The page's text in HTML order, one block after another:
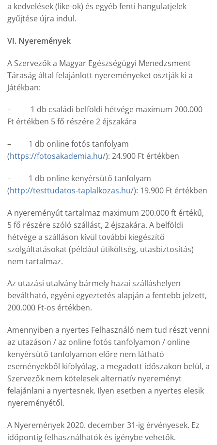
a kedvelések (like-ok) és egyéb fenti hangulatjelek
gyűjtése újra indul.
VI. Nyeremények
A Szervezők a Magyar Egészségügyi Menedzsment
Táraság által felajánlott nyereményeket osztják ki a
Játékban:
– 1 db családi belföldi hétvége maximum 200.000
Ft értékben 5 fő részére 2 éjszakára
– 1 db online fotós tanfolyam
(https://fotosakademia.hu/): 24.900 Ft értékben
– 1 db online kenyérsütő tanfolyam
(http://testtudatos-taplalkozas.hu/): 19.900 Ft értékben
A nyereményút tartalmaz maximum 200.000 ft értékű,
5 fő részére szóló szállást, 2 éjszakára. A belföldi
hétvége a szálláson kívül további kiegészítő
szolgáltatásokat (például útiköltség, utasbiztosítás)
nem tartalmaz.
Az utazási utalvány bármely hazai szálláshelyen
beváltható, egyéni egyeztetés alapján a fentebb jelzett,
200.000 Ft-os értékben.
Amennyiben a nyertes Felhasználó nem tud részt venni
az utazáson / az online fotós tanfolyamon / online
kenyérsütő tanfolyamon előre nem látható
eseményekből kifolyólag, a megadott időszakon belül, a
Szervezők nem kötelesek alternatív nyereményt
felajánlani a nyertesnek. Ilyen esetben a nyertes elesik
nyereményétől.
A Nyeremények 2020. december 31-ig érvényesek. Ez
időpontig felhasználhatók és igénybe vehetők.